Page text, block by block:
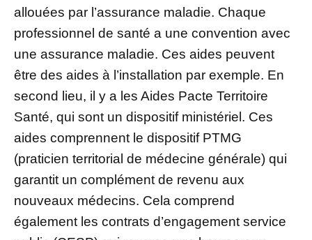
allouées par l’assurance maladie. Chaque
professionnel de santé a une convention avec
une assurance maladie. Ces aides peuvent
être des aides à l’installation par exemple. En
second lieu, il y a les Aides Pacte Territoire
Santé, qui sont un dispositif ministériel. Ces
aides comprennent le dispositif PTMG
(praticien territorial de médecine générale) qui
garantit un complément de revenu aux
nouveaux médecins. Cela comprend
également les contrats d’engagement service